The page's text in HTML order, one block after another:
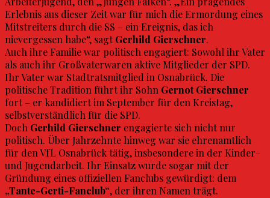
Erlebnis aus dieser Zeit war für mich die Ermordung eines
Mitstreiters durch die SS – ein Ereignis, das ich
nievergessen habe“, sagtGerhild Gierschner.
Auch ihre Familie war politisch engagiert: Sowohl ihr Vater
als auch ihr Großvaterwaren aktive Mitglieder der SPD.
Ihr Vater war Stadtratsmitglied in Osnabrück. Die
politische Tradition führt ihr Sohn Gernot Gierschner
fort – er kandidiert im September für den Kreistag,
selbstverständlich für die SPD.
Doch Gerhild Gierschner engagierte sich nicht nur
politisch. Über Jahrzehnte hinweg war sie ehrenamtlich
für den VfL Osnabrück tätig, insbesondere in der Kinder-
und Jugendarbeit. Ihr Einsatz wurde sogar mit der
Gründung eines offiziellen Fanclubs gewürdigt: dem
„Tante-Gerti-Fanclub“, der ihren Namen trägt.